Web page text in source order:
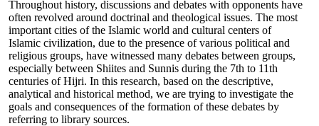
Throughout history, discussions and debates with opponents have
often revolved around doctrinal and theological issues. The most
important cities of the Islamic world and cultural centers of
Islamic civilization, due to the presence of various political and
religious groups, have witnessed many debates between groups,
especially between Shiites and Sunnis during the 7th to 11th
centuries of Hijri. In this research, based on the descriptive,
analytical and historical method, we are trying to investigate the
goals and consequences of the formation of these debates by
referring to library sources.